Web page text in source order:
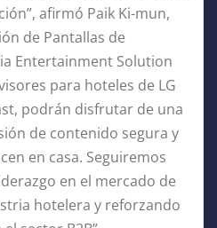
afirmó Paik Ki-mun,
de Pantallas de
Entertainment Solution
para hoteles de LG
podrán disfrutar de una
de contenido segura y
en casa. Seguiremos
en el mercado de
hotelera y reforzando